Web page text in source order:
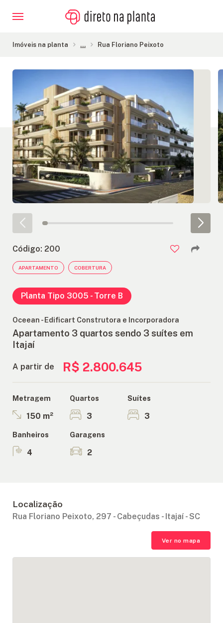
IMÓVEIS
NA
PLANTA
CONSTRUTORAS
FINANCIAMENTO
BLOG
ANUNCIE
FALE
Imóveis na planta ... Rua Floriano Peixoto
Galeria de Imagens
Código: 200
APARTAMENTO COBERTURA
Planta Tipo 3005 - Torre B
Oceean - Edificart Construtora e Incorporadora
Apartamento 3 quartos sendo 3 suítes em
Itajaí
A partir de R$ 2.800.645
Metragem
150 m²
Quartos
3
Suítes
3
Banheiros
4
Garagens
2
Localização
Rua Floriano Peixoto, 297 - Cabeçudas - Itajaí - SC
Ver no mapa